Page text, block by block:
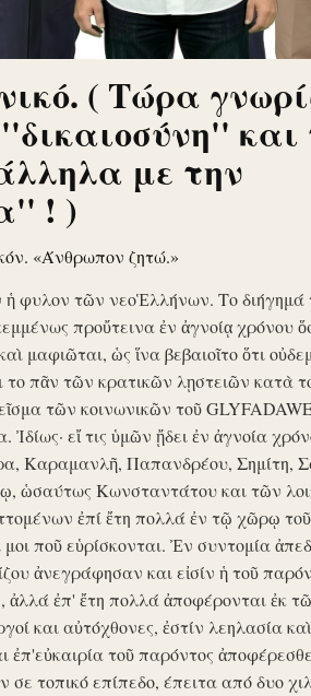
( Τώρα
και
με την
! )
«Άνθρωπον ζητώ.»
φυλον τῶν νεοἙλλήνων. Το διήγημά
προὔτεινα ἐν ἀγνοίᾳ χρόνου
μαφιῶται, ὡς ἵνα βεβαιοῖτο ὅτι
το πᾶν τῶν κρατικῶν λῃστειῶν κατὰ
τῶν κοινωνικῶν τοῦ
εἴ τις ὑμῶν ᾔδει ἐν ἀγνοία
Καραμανλῆ, Παπανδρέου, Σημίτη,
ὡσαύτως Κωνσταντάτου και τῶν
ἐπί ἔτη πολλά ἐν τῷ χῶρῳ
ποῦ εὑρίσκονται. Ἐν συντομία
ἀνεγράφησαν και εἰσίν ἡ τοῦ
ἀλλά ἐπ' ἔτη πολλά ἀποφέρονται ἐκ
και αὐτόχθονες, ἐστίν λεηλασία
ἐπ'εὐκαιρία τοῦ παρόντος
σε τοπικό επίπεδο, έπειτα από δυο